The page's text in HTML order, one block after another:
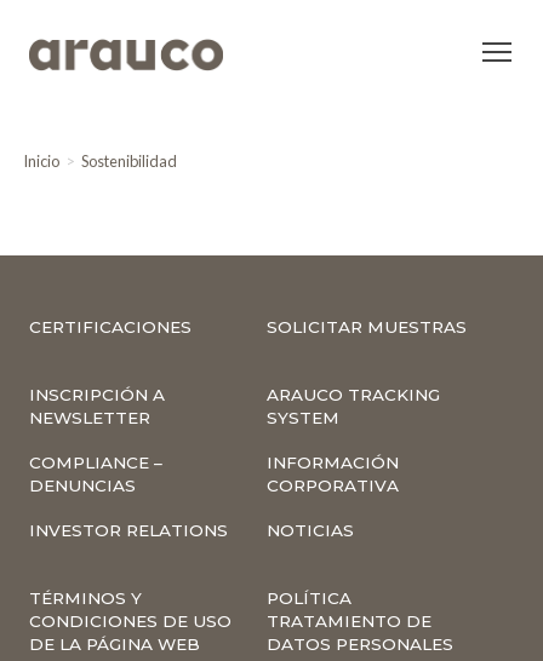
Inicio Sostenibilidad
CERTIFICACIONES SOLICITAR MUESTRAS
INSCRIPCIÓN A
NEWSLETTER
ARAUCO TRACKING
SYSTEM
COMPLIANCE –
DENUNCIAS
INFORMACIÓN
CORPORATIVA
INVESTOR RELATIONS NOTICIAS
TÉRMINOS Y
CONDICIONES DE USO
DE LA PÁGINA WEB
POLÍTICA
TRATAMIENTO DE
DATOS PERSONALES